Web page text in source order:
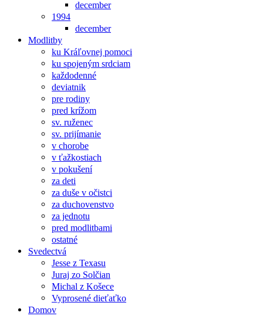
december
1994
december
Modlitby
ku Kráľovnej pomoci
ku spojeným srdciam
každodenné
deviatnik
pre rodiny
pred krížom
sv. ruženec
sv. prijímanie
v chorobe
v ťažkostiach
v pokušení
za deti
za duše v očistci
za duchovenstvo
za jednotu
pred modlitbami
ostatné
Svedectvá
Jesse z Texasu
Juraj zo Solčian
Michal z Košece
Vyprosené dieťaťko
Domov